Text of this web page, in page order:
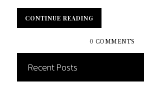
ใจนักลงทุนและนักสะสมหวั่นไหว ใจเ
จังหวะ KATEXOXO ถือโอกาสพาทุก
นาฬิกาทั้ง 10 รุ่นนี้ไปพร้อมกัน ว่าจะมี
เหล่าสาวก Rolex เพียงใด ติดตามไ
CONTINUE READING
CONTINUE READING
0 COMMENTS
Recent Posts